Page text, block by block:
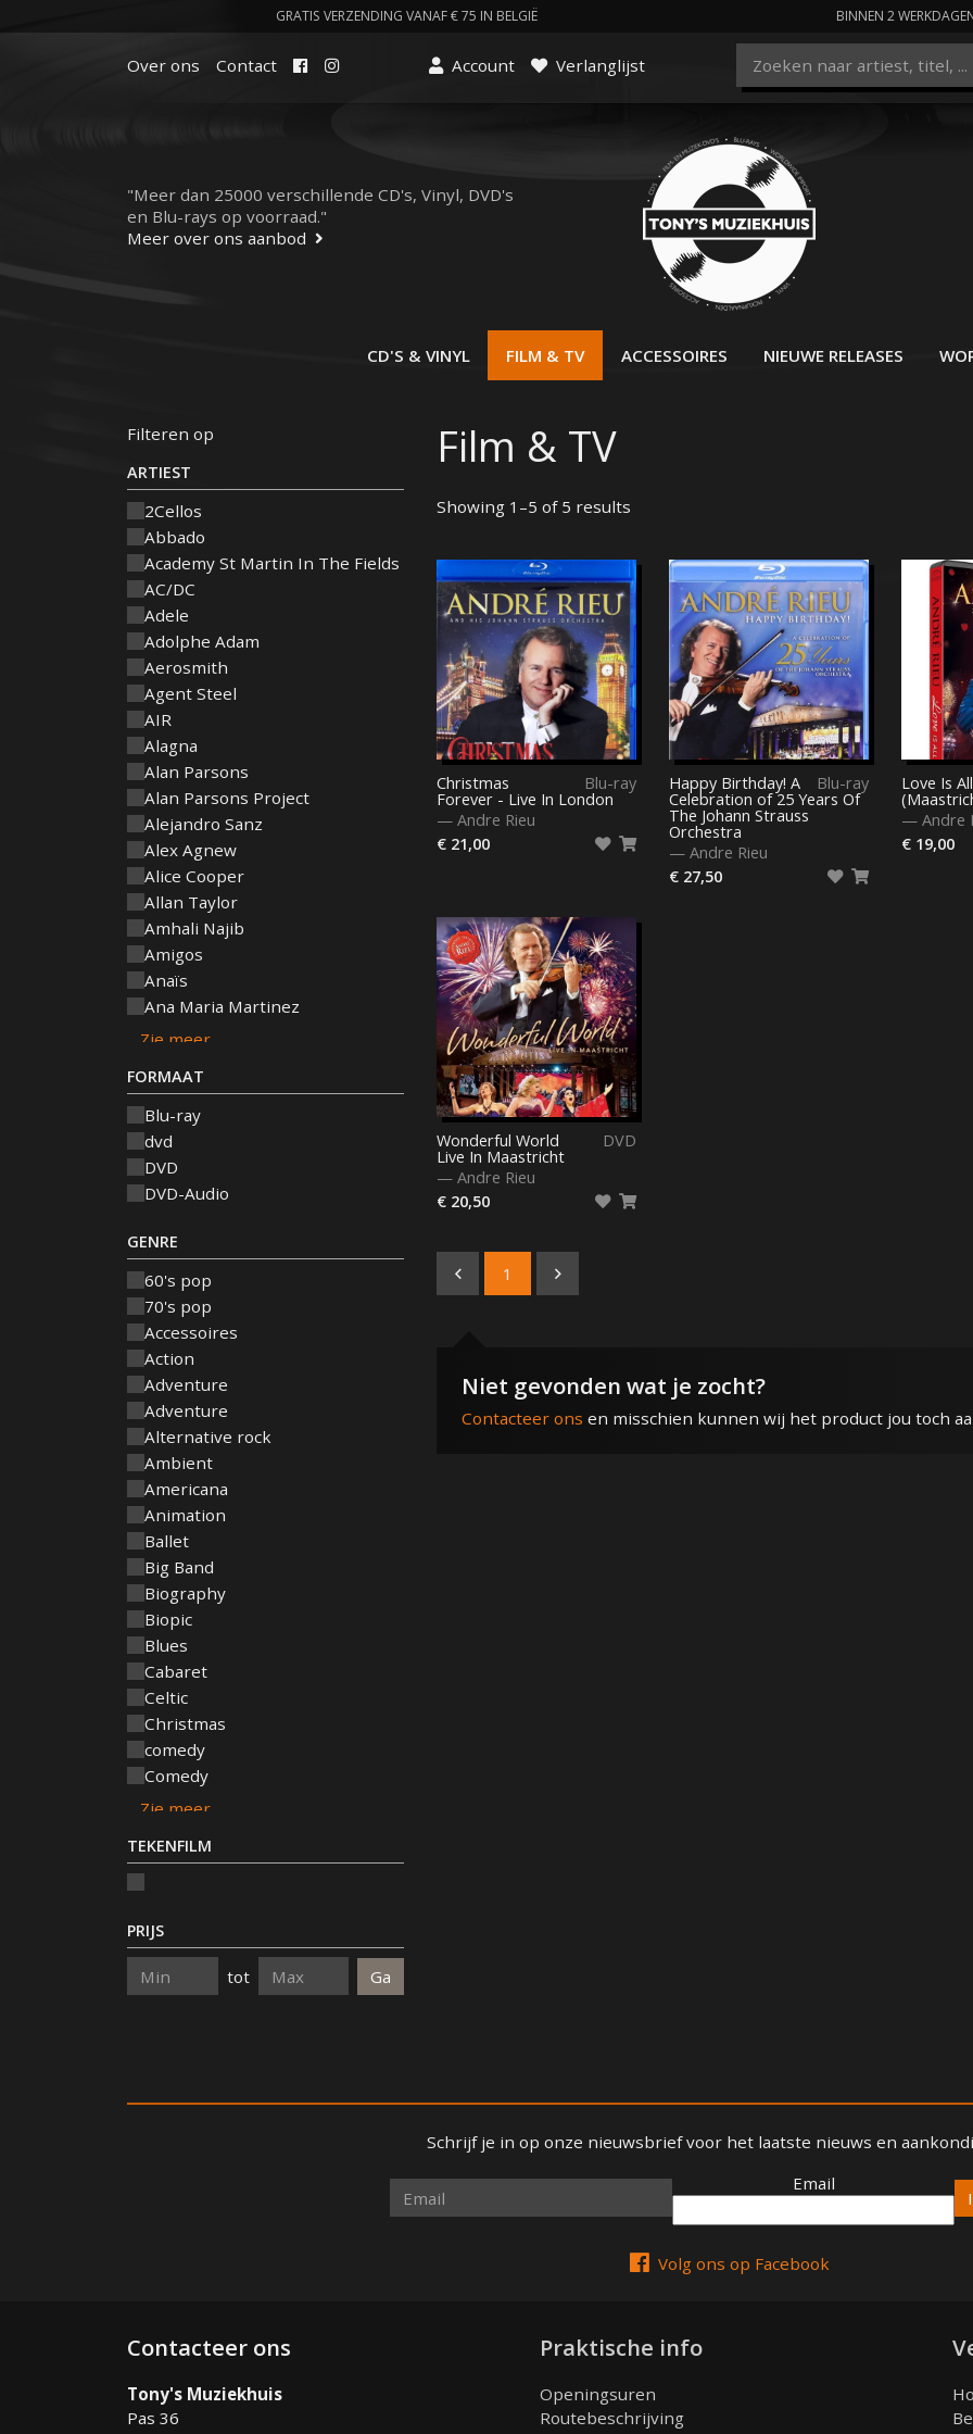
GRATIS VERZENDING VANAF € 75 IN BELGIË BINNEN 2
Over ons Contact FacebookInstagram Account Verlanglijst
"Meer dan 25000 verschillende CD's, Vinyl, DVD's
en Blu-rays op voorraad."
Meer over ons aanbod
CD'S & VINYL FILM & TV ACCESSOIRES NIEUWE RELEASES
Filteren op
ARTIEST
2Cellos
Abbado
Academy St Martin In The Fields
AC/DC
Adele
Adolphe Adam
Aerosmith
Agent Steel
AIR
Alagna
Alan Parsons
Alan Parsons Project
Alejandro Sanz
Alex Agnew
Alice Cooper
Allan Taylor
Amhali Najib
Amigos
Anaïs
Ana Maria Martinez
FORMAAT
Blu-ray
dvd
DVD
DVD-Audio
GENRE
60's pop
70's pop
Accessoires
Action
Adventure
Adventure
Alternative rock
Ambient
Americana
Animation
Ballet
Big Band
Biography
Biopic
Blues
Cabaret
Celtic
Christmas
comedy
Comedy
TEKENFILM
PRIJS
Minimum tot
Maximum
Film & TV
Showing 1–5 of 5 results
Blu-ray
Christmas
Forever - Live In London
— Andre Rieu
€ 21,00
Blu-ray
Happy Birthday! A
Celebration of 25 Years Of
The Johann Strauss
Orchestra
— Andre Rieu
€ 27,50
Love Is
— Andre
€ 19,00
DVD
Wonderful World
Live In Maastricht
— Andre Rieu
€ 20,50
1
Niet gevonden wat je zocht?
Contacteer ons en misschien kunnen wij het product jou toch
Schrijf je in op onze nieuwsbrief voor het laatste nieuws en
Email
Email
Volg ons op Facebook
Contacteer ons
Tony's Muziekhuis
Pas 36
Praktische info
Openingsuren
Routebeschrijving